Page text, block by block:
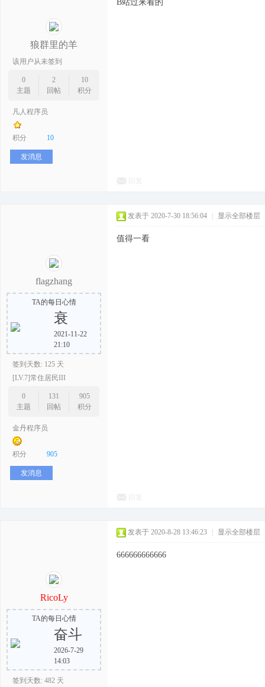
狼群里的羊
该用户从未签到
0
主题
2
回帖
10
积分
凡人程序员
积分 10
发消息
B站过来看的
flagzhang
TA的每日心情
衰
2021-11-22
21:10
签到天数: 125 天
[LV.7]常住居民III
0
主题
131
回帖
905
积分
金丹程序员
积分 905
发消息
发表于 2020-7-30 18:56:04 显示全部楼层
值得一看
RicoLy
TA的每日心情
奋斗
2026-7-29
14:03
签到天数: 482 天
发表于 2020-8-28 13:46:23 显示全部楼层
666666666666